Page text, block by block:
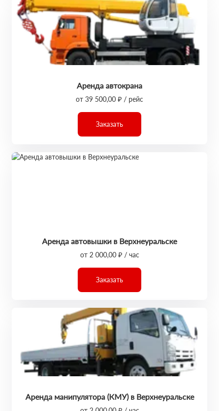
Аренда автокрана
от 39 500,00 ₽ / рейс
Заказать
Аренда автовышки в Верхнеуральске
от 2 000,00 ₽ / час
Заказать
Аренда манипулятора (КМУ) в Верхнеуральске